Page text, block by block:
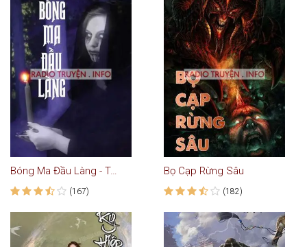
Bóng Ma Đầu Làng - Truyện Ma
(167)
Bọ Cạp Rừng Sâu
(182)